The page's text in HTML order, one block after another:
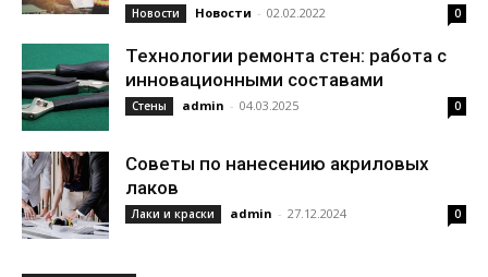
Новости Новости - 02.02.2022 0
Технологии ремонта стен: работа с
инновационными составами
Стены admin - 04.03.2025 0
Советы по нанесению акриловых
лаков
Лаки и краски admin - 27.12.2024 0